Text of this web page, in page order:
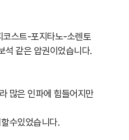
코스트-포지타노-소렌토
석 같은 압권이었습니다.
많은 인파에 힘들어지만
수있었습니다.